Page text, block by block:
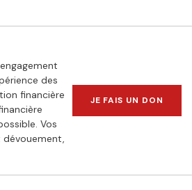
des
financière
Vos
dévouement,
JE FAIS UN DON